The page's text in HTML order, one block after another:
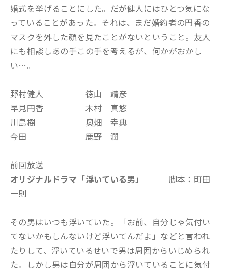
婚式を挙げることにした。だが健人にはひとつ気にな
っていることがあった。それは、まだ婚約者の円香の
マスクを外した顔を見たことがないということ。友人
にも相談しあの手この手を考えるが、何かがおかし
い…。
野村健人 徳山 靖彦
早見円香 木村 真悠
川島樹 奥畑 幸典
今田 鹿野 潤
前回放送
オリジナルドラマ「浮いている男」
脚本：町田
一則
その男はいつも浮いていた。「お前、自分じゃ気付い
てないかもしんないけど浮いてんだよ」などと言われ
たりして、浮いているせいで男は周囲からいじめられ
た。しかし男は自分が周囲から浮いていることに気付